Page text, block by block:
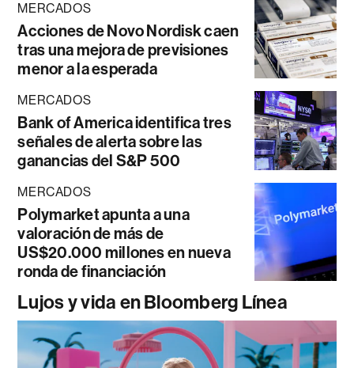
MERCADOS
Acciones de Novo Nordisk caen
tras una mejora de previsiones
menor a la esperada
MERCADOS
Bank of America identifica tres
señales de alerta sobre las
ganancias del S&P 500
MERCADOS
Polymarket apunta a una
valoración de más de
US$20.000 millones en nueva
ronda de financiación
Lujos y vida en Bloomberg Línea